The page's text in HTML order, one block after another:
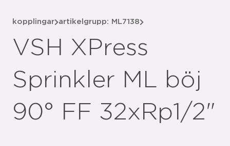
kopplingar artikelgrupp: ML7138
VSH XPress
Sprinkler ML böj
90° FF 32xRp1/2"